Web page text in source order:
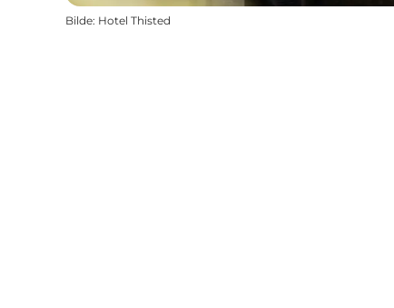
Bilde: Hotel Thisted